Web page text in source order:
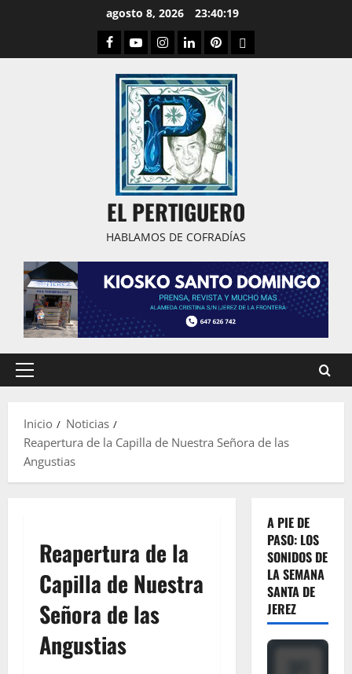
agosto 8, 2026 23:40:20
Facebook
YoutubeInstagram
LinkedPinterestDribbble
EL PERTIGUERO
HABLAMOS DE COFRADÍAS
Menú
Inicio
Noticias
Reapertura de la Capilla de Nuestra Señora de las
Angustias
Reapertura de la
Capilla de Nuestra
Señora de las
Angustias
A PIE DE
PASO: LOS
SONIDOS DE
LA SEMANA
SANTA DE
JEREZ